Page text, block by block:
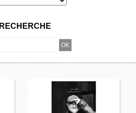
RECHERCHE